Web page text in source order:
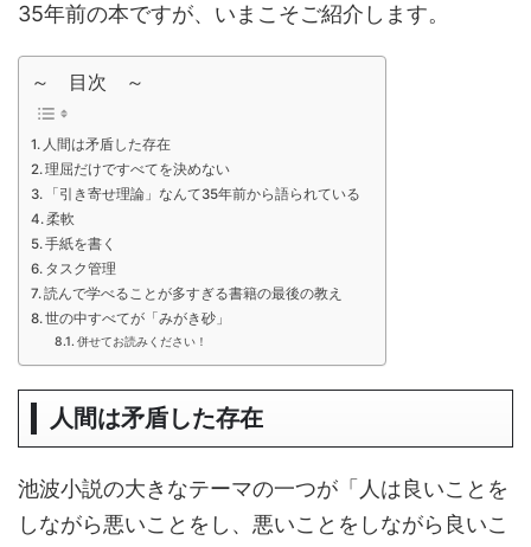
35年前の本ですが、いまこそご紹介します。
～ 目次 ～
人間は矛盾した存在
理屈だけですべてを決めない
「引き寄せ理論」なんて35年前から語られている
柔軟
手紙を書く
タスク管理
読んで学べることが多すぎる書籍の最後の教え
世の中すべてが「みがき砂」
併せてお読みください！
人間は矛盾した存在
池波小説の大きなテーマの一つが「人は良いことを
しながら悪いことをし、悪いことをしながら良いこ